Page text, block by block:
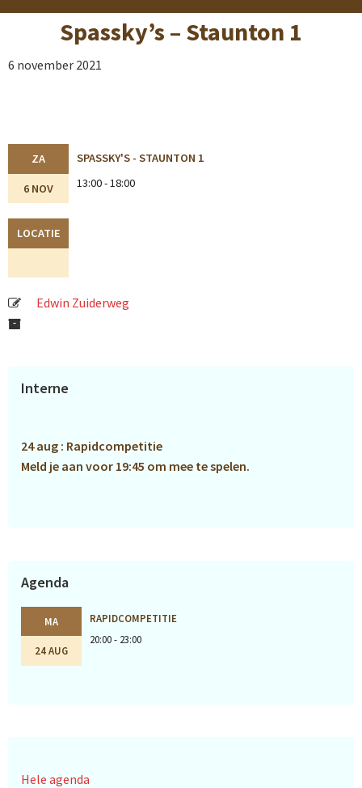
Spassky’s – Staunton 1
6 november 2021
ZA
6 NOV
SPASSKY'S - STAUNTON 1
13:00 - 18:00
LOCATIE
Edwin Zuiderweg
Primaire
Interne
24 aug : Rapidcompetitie
Meld je aan voor 19:45 om mee te spelen.
Agenda
MA
24 AUG
RAPIDCOMPETITIE
20:00 - 23:00
Hele agenda